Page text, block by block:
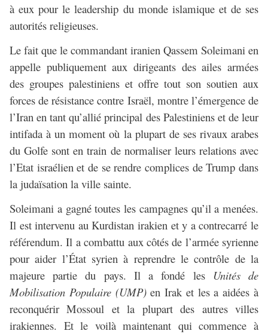
à eux pour le leadership du monde islamique et de ses
autorités religieuses.
Le fait que le commandant iranien Qassem Soleimani en
appelle publiquement aux dirigeants des ailes armées
des groupes palestiniens et offre tout son soutien aux
forces de résistance contre Israël, montre l’émergence de
l’Iran en tant qu’allié principal des Palestiniens et de leur
intifada à un moment où la plupart de ses rivaux arabes
du Golfe sont en train de normaliser leurs relations avec
l’Etat israélien et de se rendre complices de Trump dans
la judaïsation la ville sainte.
Soleimani a gagné toutes les campagnes qu’il a menées.
Il est intervenu au Kurdistan irakien et y a contrecarré le
référendum. Il a combattu aux côtés de l’armée syrienne
pour aider l’État syrien à reprendre le contrôle de la
majeure partie du pays. Il a fondé les Unités de
Mobilisation Populaire (UMP)en Irak et les a aidées à
reconquérir Mossoul et la plupart des autres villes
irakiennes. Et le voilà maintenant qui commence à